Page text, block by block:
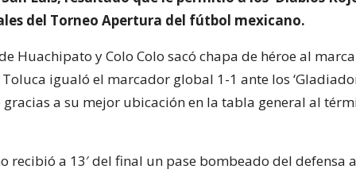
del Torneo Apertura del fútbol mexicano.
Huachipato y Colo Colo sacó chapa de héroe al
igualó el marcador global 1-1 ante los
gracias a su mejor ubicación en la tabla general al
recibió a 13′ del final un pase bombeado del defensa